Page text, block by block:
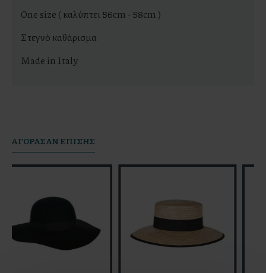
One size ( καλύπτει 56cm - 58cm )
Στεγνό καθάρισμα
Made in Italy
AΓΟΡΆΣΑΝ ΕΠΊΣΗΣ